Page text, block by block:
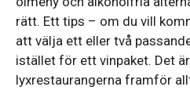
rätt. Ett tips – om du vill
att välja ett eller två
istället för ett vinpaket. Det
lyxrestaurangerna framför